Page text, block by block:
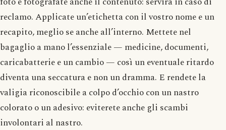
reclamo. Applicate un’etichetta con il vostro nome e un
recapito, meglio se anche all’interno. Mettete nel
bagaglio a mano l’essenziale — medicine, documenti,
caricabatterie e un cambio — così un eventuale ritardo
diventa una seccatura e non un dramma. E rendete la
valigia riconoscibile a colpo d’occhio con un nastro
colorato o un adesivo: eviterete anche gli scambi
involontari al nastro.